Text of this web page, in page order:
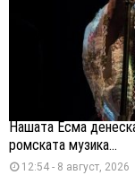
Нашата Есма
ромската музика...
12:54 - 8 август, 2026